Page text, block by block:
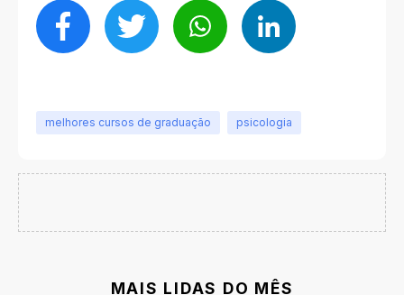
melhores cursos de graduação psicologia
MAIS LIDAS DO MÊS